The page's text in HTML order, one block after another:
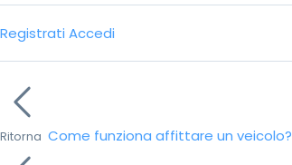
Registrati Accedi
Ritorna Come funziona affittare un veicolo?